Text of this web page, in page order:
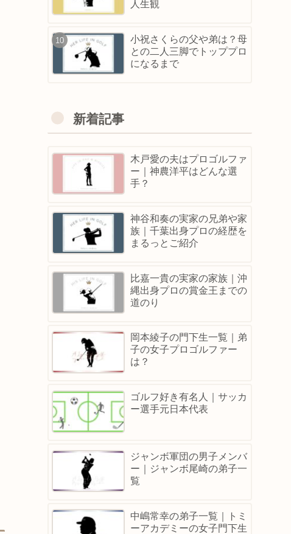
人生観
小祝さくらの父や弟は？母
との二人三脚でトッププロ
になるまで
新着記事
木戸愛の夫はプロゴルファ
ー｜神農洋平はどんな選
手？
神谷和奏の実家の兄弟や家
族｜千葉出身プロの経歴を
まるっとご紹介
比嘉一貴の実家の家族｜沖
縄出身プロの賞金王までの
道のり
岡本綾子の門下生一覧｜弟
子の女子プロゴルファー
は？
ゴルフ好き有名人｜サッカ
ー選手元日本代表
ジャンボ軍団の男子メンバ
ー｜ジャンボ尾崎の弟子一
覧
中嶋常幸の弟子一覧｜トミ
ーアカデミーの女子門下生